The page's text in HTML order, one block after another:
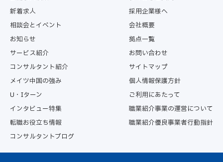
新着求人
相談会とイベント
お知らせ
サービス紹介
コンサルタント紹介
メイツ中国の強み
U・Iターン
インタビュー特集
転職お役立ち情報
コンサルタントブログ
採用企業様へ
会社概要
拠点一覧
お問い合わせ
サイトマップ
個人情報保護方針
ご利用にあたって
職業紹介事業の運営について
職業紹介優良事業者行動指針